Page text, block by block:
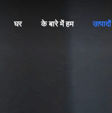
घर के बारे में हम उत्पादों